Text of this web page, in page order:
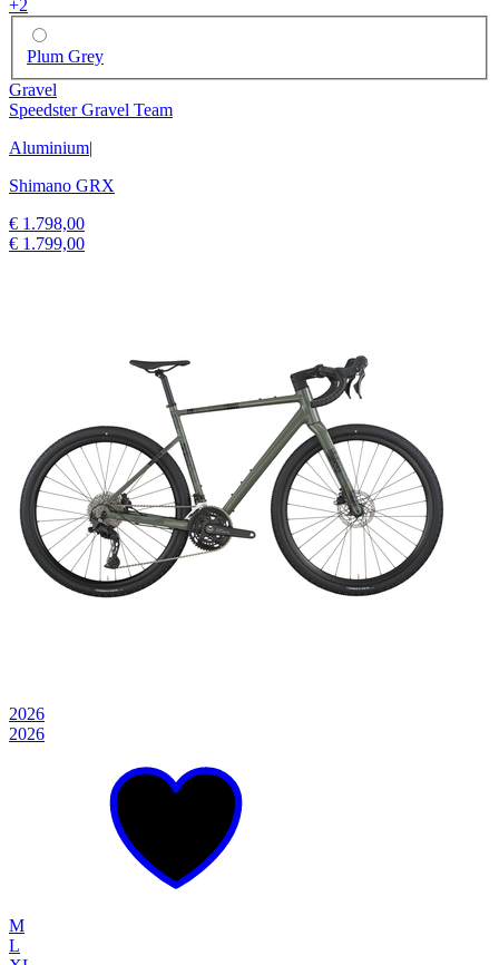
+2
Plum Grey
Gravel
Speedster Gravel Team
Aluminium|
Shimano GRX
€ 1.798,00
€ 1.799,00
2026
2026
M
L